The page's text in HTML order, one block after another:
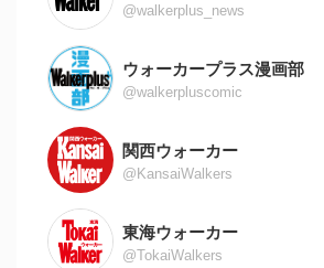
@walkerplus_news
ウォーカープラス漫画部
@walkerpluscomic
関西ウォーカー
@KansaiWalkers
東海ウォーカー
@TokaiWalkers